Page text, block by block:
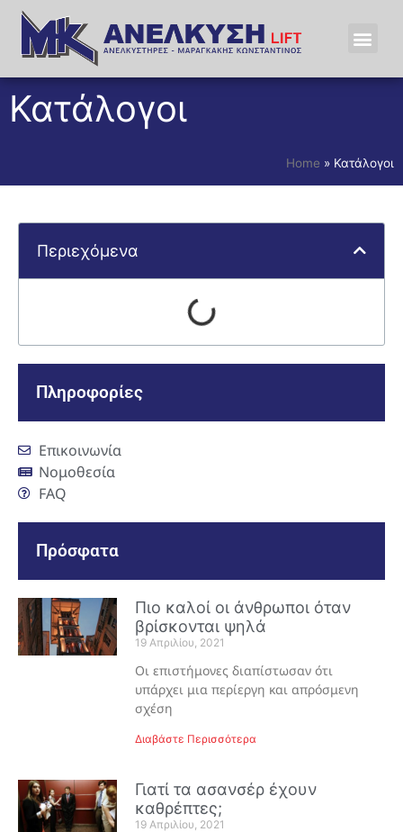
Κατάλογοι
Home » Κατάλογοι
Περιεχόμενα
Πληροφορίες
Επικοινωνία
Νομοθεσία
FAQ
Πρόσφατα
Πιο καλοί οι άνθρωποι όταν
βρίσκονται ψηλά
19 Απριλίου, 2021
Οι επιστήμονες διαπίστωσαν ότι
υπάρχει μια περίεργη και απρόσμενη
σχέση
Διαβάστε Περισσότερα
Γιατί τα ασανσέρ έχουν
καθρέπτες;
19 Απριλίου, 2021